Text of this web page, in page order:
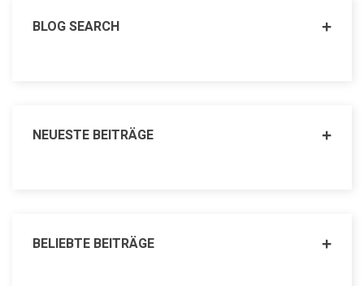
BLOG SEARCH
NEUESTE BEITRÄGE
BELIEBTE BEITRÄGE